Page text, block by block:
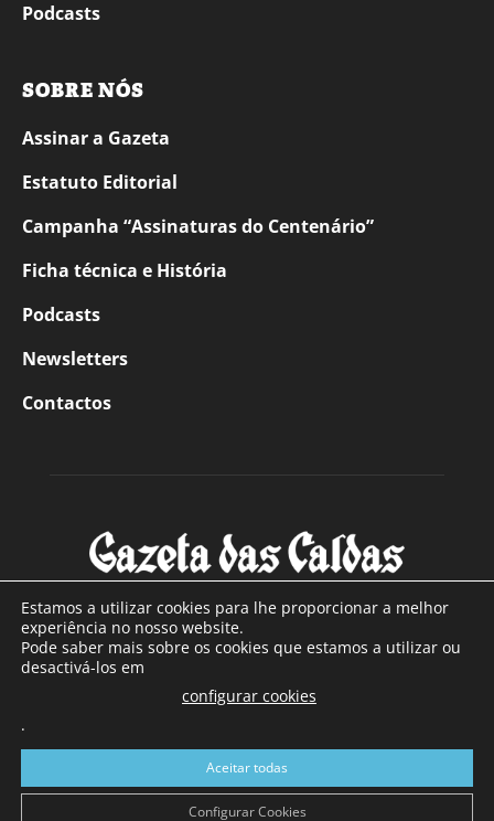
Podcasts
SOBRE NÓS
Assinar a Gazeta
Estatuto Editorial
Campanha “Assinaturas do Centenário”
Ficha técnica e História
Podcasts
Newsletters
Contactos
SOBRE NÓS
Com sede nas Caldas da Rainha e mais de 90 anos de
a sul de distrito de Leiria, com mais de 40.000 leitores por
toda a região Oeste. Jornal com distribuição em Portugal
Continental e assinatura online.
Estamos a utilizar cookies para lhe proporcionar a melhor
experiência no nosso website.
Pode saber mais sobre os cookies que estamos a utilizar ou
desactivá-los em
configurar cookies
.
Aceitar todas
Configurar Cookies